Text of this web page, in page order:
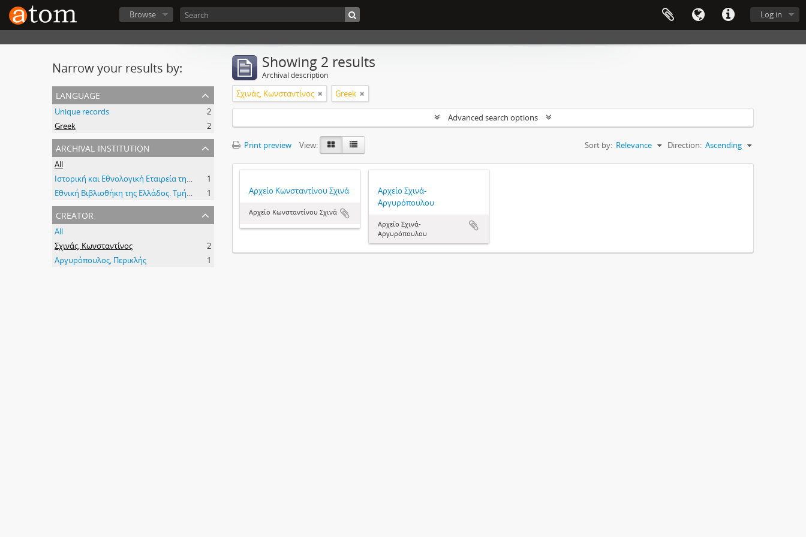
Log in
Browse
Narrow your results by:
language
Unique records
2
Greek
2
archival institution
All
Ιστορική και Εθνολογική Εταιρεία της Ελλάδος
1
Εθνική Βιβλιοθήκη της Ελλάδος. Τμήμα Χειρογράφων και Ομοιοτύπων
1
creator
All
Σχινάς, Κωνσταντίνος
2
Αργυρόπουλος, Περικλής
1
Showing 2 results
Archival description
Σχινάς, Κωνσταντίνος Greek
Advanced search options
Print preview View: Sort by: Relevance Direction: Ascending
Αρχείο Κωνσταντίνου Σχινά
Αρχείο Κωνσταντίνου Σχινά
Αρχείο Σχινά-
Αργυρόπουλου
Αρχείο Σχινά-
Αργυρόπουλου